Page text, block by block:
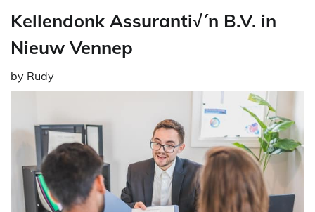
Kellendonk Assuranti√´n B.V. in
Nieuw Vennep
by Rudy